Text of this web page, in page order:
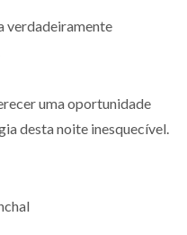
verdadeiramente
uma oportunidade
desta noite inesquecível.